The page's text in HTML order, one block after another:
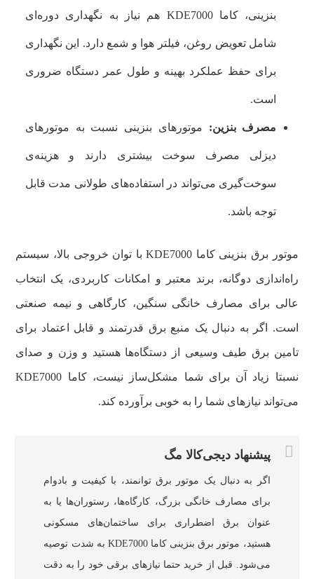
بنزینی، کاما KDE7000 هم نیاز به نگهداری دوره‌ای
شامل تعویض روغن، فیلتر هوا و شمع دارد. این نگهداری
برای حفظ عملکرد بهینه و طول عمر دستگاه ضروری
است.
مصرف بنزین: موتورهای بنزینی نسبت به موتورهای
دیزلی مصرف سوخت بیشتری دارند و هزینه‌ی
سوخت‌گیری می‌تواند در استفاده‌های طولانی مدت قابل
توجه باشد.
موتور برق بنزینی کاما KDE7000 با توان خروجی بالا، سیستم
راه‌اندازی دوگانه، برند معتبر و امکانات کاربردی، یک انتخاب
عالی برای مصارف خانگی سنگین، کارگاهی و نیمه صنعتی
است. اگر به دنبال یک منبع برق قدرتمند و قابل اعتماد برای
تامین برق طیف وسیعی از دستگاه‌ها هستید و وزن و صدای
نسبتا زیاد آن برای شما مشکل‌ساز نیست، کاما KDE7000
می‌تواند نیازهای شما را به خوبی برآورده کند.
پیشنهاد دیجی‌کالا مگ
اگر به دنبال یک موتور برق توانمند، با کیفیت و بادوام
برای مصارف خانگی بزرگ، کارگاه‌ها، رستوران‌ها یا به
عنوان برق اضطراری برای ساختمان‌های مسکونی
هستید، موتور برق بنزینی کاما KDE7000 به شدت توصیه
می‌شود. قبل از خرید حتما نیازهای برقی خود را به دقت